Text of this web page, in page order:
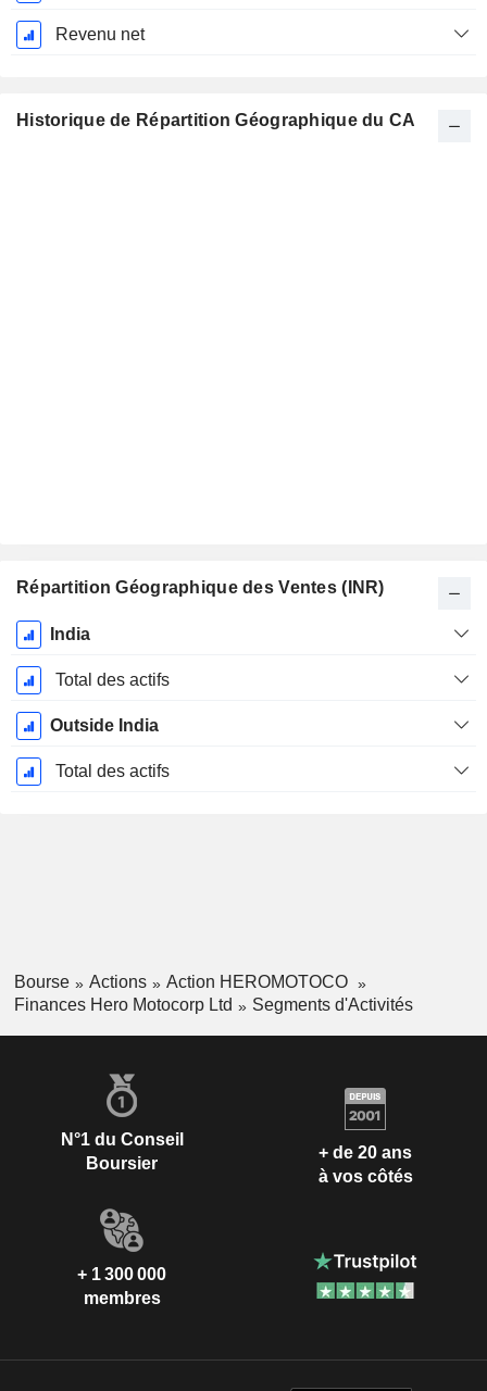
Revenu net
Historique de Répartition Géographique du CA
Répartition Géographique des Ventes (INR)
Période
Fiscale:
Mars
India
Total des actifs
Outside India
Total des actifs
Bourse Actions
Action HEROMOTOCO
Finances Hero Motocorp Ltd
Segments d'Activités
N°1 du Conseil
Boursier
+ de 20 ans
à vos côtés
+ 1 300 000
membres